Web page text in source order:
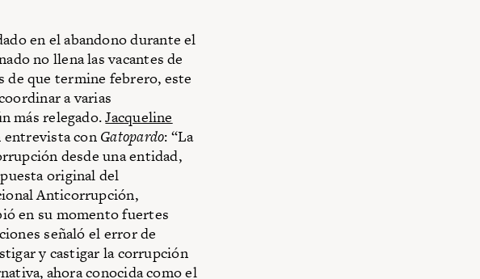
en el abandono durante el
no llena las vacantes de
de que termine febrero, este
a varias
más relegado.Jacqueline
entrevista con Gatopardo: “La
desde una entidad,
original del
Anticorrupción,
en su momento fuertes
señaló el error de
y castigar la corrupción
ahora conocida como el